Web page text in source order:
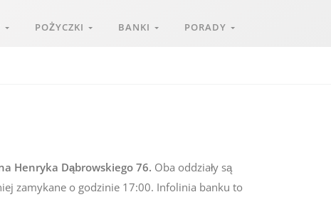
POŻYCZKI BANKI PORADY
Henryka Dąbrowskiego 76. Oba oddziały są
zamykane o godzinie 17:00. Infolinia banku to